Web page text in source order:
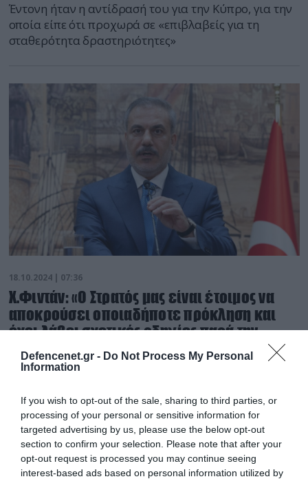
Defencenet.gr - Do Not Process My Personal
Information
If you wish to opt-out of the sale, sharing to third parties, or
processing of your personal or sensitive information for
targeted advertising by us, please use the below opt-out
section to confirm your selection. Please note that after your
opt-out request is processed you may continue seeing
interest-based ads based on personal information utilized by
Έντονη ήταν η αντίδρασή του για την Κύπρο, για την
οποία είπε ότι προχωρά σε «επιβλαβείς για τη
σταθερότητα δραστηριότητες»
18.10.2024 | 07:36
Χ.Φιντάν: «Ο Στρατός μας είναι έτοιμος να
αποκρούσει οποιαδήποτε πρόκληση και
έχει λάβει σχετικές οδηγίες παρά την
ηρεμία στο Αιγαίο»
«Η Ελλάδα αποσπάστηκε από την Οθωμανική